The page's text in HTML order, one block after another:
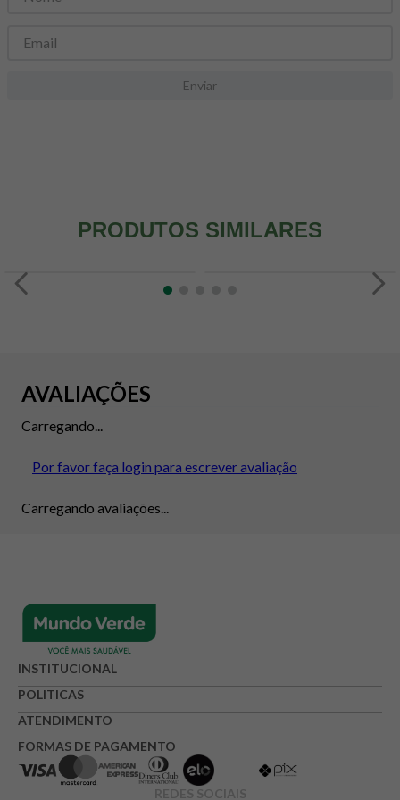
Enviar
PRODUTOS SIMILARES
AVALIAÇÕES
Carregando...
Por favor faça login para escrever avaliação
Carregando avaliações...
INSTITUCIONAL
POLITICAS
ATENDIMENTO
FORMAS DE PAGAMENTO
REDES SOCIAIS
8º snack proteico mundo verde
9 psyllium